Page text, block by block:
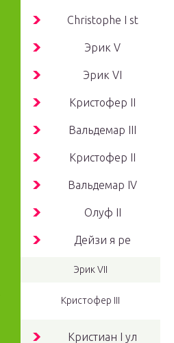
Christophe I st
Эрик V
Эрик VI
Кристофер II
Вальдемар III
Кристофер II
Вальдемар IV
Олуф II
Дейзи я ре
Эрик VII
Кристофер III
Кристиан I ул